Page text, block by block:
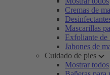
Cremas de
Mascarillas
Exfoliante de
Jabones de
Cuidado de pies
Mostrar todos